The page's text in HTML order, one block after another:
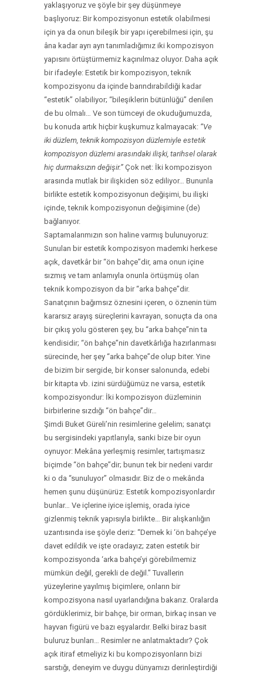
yaklaşıyoruz ve şöyle bir şey düşünmeye
başlıyoruz: Bir kompozisyonun estetik olabilmesi
için ya da onun bileşik bir yapı içerebilmesi için, şu
âna kadar ayrı ayrı tanımladığımız iki kompozisyon
yapısını örtüştürmemiz kaçınılmaz oluyor. Daha açık
bir ifadeyle: Estetik bir kompozisyon, teknik
kompozisyonu da içinde barındırabildiği kadar
“estetik” olabiliyor; “bileşiklerin bütünlüğü” denilen
de bu olmalı… Ve son tümceyi de okuduğumuzda,
bu konuda artık hiçbir kuşkumuz kalmayacak: “Ve
iki düzlem, teknik kompozisyon düzlemiyle estetik
kompozisyon düzlemi arasındaki ilişki, tarihsel olarak
hiç durmaksızın değişir.” Çok net: İki kompozisyon
arasında mutlak bir ilişkiden söz ediliyor… Bununla
birlikte estetik kompozisyonun değişimi, bu ilişki
içinde, teknik kompozisyonun değişimine (de)
bağlanıyor.
Saptamalarımızın son haline varmış bulunuyoruz:
Sunulan bir estetik kompozisyon mademki herkese
açık, davetkâr bir “ön bahçe”dir, ama onun içine
sızmış ve tam anlamıyla onunla örtüşmüş olan
teknik kompozisyon da bir “arka bahçe”dir.
Sanatçının bağımsız öznesini içeren, o öznenin tüm
kararsız arayış süreçlerini kavrayan, sonuçta da ona
bir çıkış yolu gösteren şey, bu “arka bahçe”nin ta
kendisidir; “ön bahçe”nin davetkârlığa hazırlanması
sürecinde, her şey “arka bahçe”de olup biter. Yine
de bizim bir sergide, bir konser salonunda, edebi
bir kitapta vb. izini sürdüğümüz ne varsa, estetik
kompozisyondur: İki kompozisyon düzleminin
birbirlerine sızdığı “ön bahçe”dir…
Şimdi Buket Güreli’nin resimlerine gelelim; sanatçı
bu sergisindeki yapıtlarıyla, sanki bize bir oyun
oynuyor: Mekâna yerleşmiş resimler, tartışmasız
biçimde “ön bahçe”dir; bunun tek bir nedeni vardır
ki o da “sunuluyor” olmasıdır. Biz de o mekânda
hemen şunu düşünürüz: Estetik kompozisyonlardır
bunlar… Ve içlerine iyice işlemiş, orada iyice
gizlenmiş teknik yapısıyla birlikte… Bir alışkanlığın
uzantısında ise şöyle deriz: “Demek ki ‘ön bahçe’ye
davet edildik ve işte oradayız; zaten estetik bir
kompozisyonda ‘arka bahçe’yi görebilmemiz
mümkün değil, gerekli de değil.” Tuvallerin
yüzeylerine yayılmış biçimlere, onların bir
kompozisyona nasıl uyarlandığına bakarız. Oralarda
gördüklerimiz, bir bahçe, bir orman, birkaç insan ve
hayvan figürü ve bazı eşyalardır. Belki biraz basit
buluruz bunları… Resimler ne anlatmaktadır? Çok
açık itiraf etmeliyiz ki bu kompozisyonların bizi
sarstığı, deneyim ve duygu dünyamızı derinleştirdiği